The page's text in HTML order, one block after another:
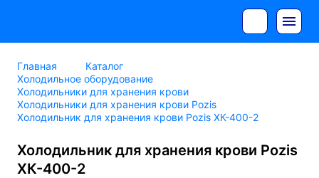
Главная
Каталог
Холодильное оборудование
Холодильники для хранения крови
Холодильники для хранения крови Pozis
Холодильник для хранения крови Pozis ХК-400-2
Холодильник для хранения крови Pozis
ХК-400-2